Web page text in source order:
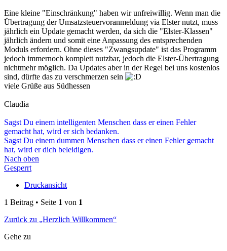
Eine kleine "Einschränkung" haben wir unfreiwillig. Wenn man die
Übertragung der Umsatzsteuervoranmeldung via Elster nutzt, muss
jährlich ein Update gemacht werden, da sich die "Elster-Klassen"
jährlich ändern und somit eine Anpassung des entsprechenden
Moduls erfordern. Ohne dieses "Zwangsupdate" ist das Programm
jedoch immernoch komplett nutzbar, jedoch die Elster-Übertragung
nichtmehr möglich. Da Updates aber in der Regel bei uns kostenlos
sind, dürfte das zu verschmerzen sein
viele Grüße aus Südhessen
Claudia
Sagst Du einem intelligenten Menschen dass er einen Fehler
gemacht hat, wird er sich bedanken.
Sagst Du einem dummen Menschen dass er einen Fehler gemacht
hat, wird er dich beleidigen.
Nach oben
Gesperrt
Druckansicht
1 Beitrag • Seite 1 von 1
Zurück zu „Herzlich Willkommen“
Gehe zu